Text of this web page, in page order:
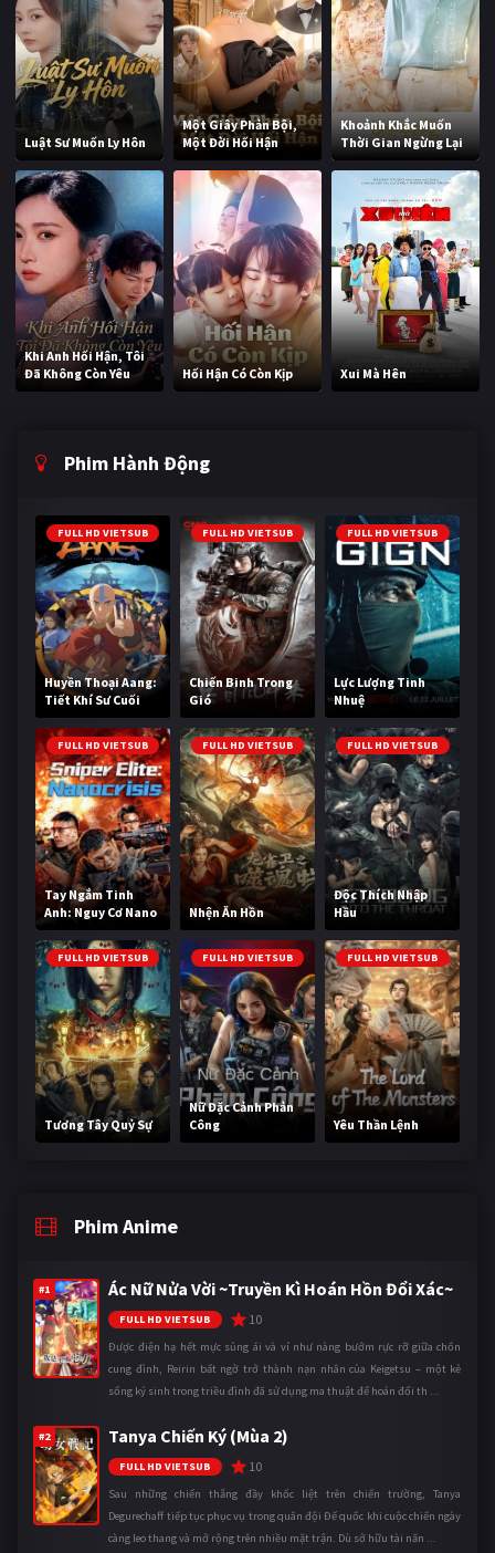
Luật Sư Muốn Ly Hôn
Một Giây Phản Bội,
Một Đời Hối Hận
Khoảnh Khắc Muốn
Thời Gian Ngừng Lại
Khi Anh Hối Hận, Tôi
Đã Không Còn Yêu
Hối Hận Có Còn Kịp Xui Mà Hên
Phim Hành Động
FULL HD VIETSUB
Huyền Thoại Aang:
Tiết Khí Sư Cuối
Cùng
FULL HD VIETSUB
Chiến Binh Trong
Gió
FULL HD VIETSUB
Lực Lượng Tinh
Nhuệ
FULL HD VIETSUB
Tay Ngắm Tinh
Anh: Nguy Cơ Nano
FULL HD VIETSUB
Nhện Ăn Hồn
FULL HD VIETSUB
Độc Thích Nhập
Hầu
FULL HD VIETSUB
Tương Tây Quỷ Sự
FULL HD VIETSUB
Nữ Đặc Cảnh Phản
Công
FULL HD VIETSUB
Yêu Thần Lệnh
Phim Anime
#1 Ác Nữ Nửa Vời ~Truyền Kì Hoán Hồn Đổi Xác~
FULL HD VIETSUB 10
Được điện hạ hết mực sủng ái và ví như nàng bướm rực rỡ giữa chốn
cung đình, Reirin bất ngờ trở thành nạn nhân của Keigetsu – một kẻ
sống ký sinh trong triều đình đã sử dụng ma thuật để hoán đổi th ...
#2 Tanya Chiến Ký (Mùa 2)
FULL HD VIETSUB 10
Sau những chiến thắng đầy khốc liệt trên chiến trường, Tanya
Degurechaff tiếp tục phục vụ trong quân đội Đế quốc khi cuộc chiến ngày
càng leo thang và mở rộng trên nhiều mặt trận. Dù sở hữu tài năn ...